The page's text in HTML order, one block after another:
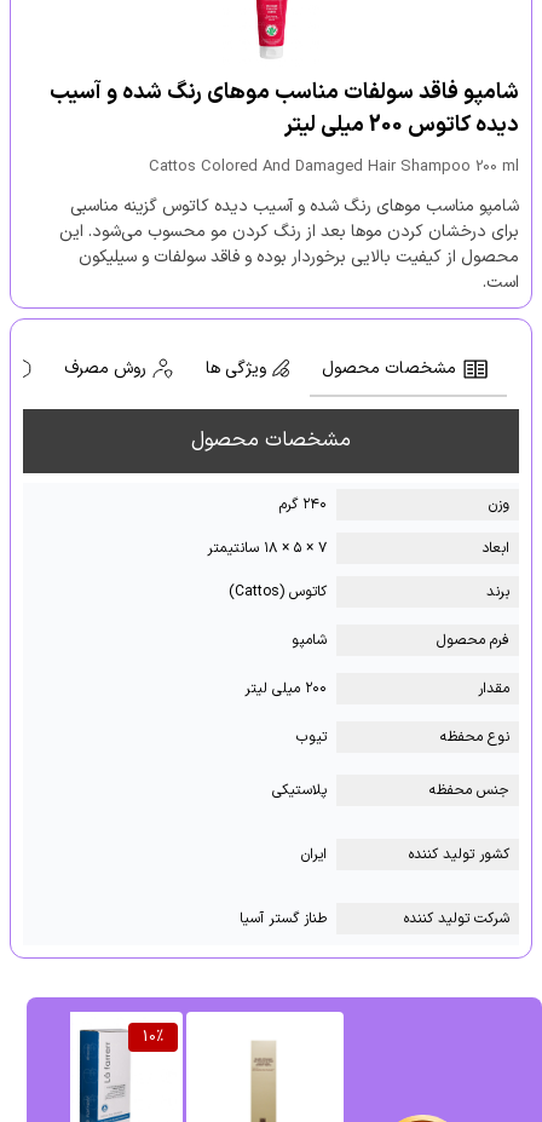
شامپو فاقد سولفات مناسب موهای رنگ شده و آسیب
دیده کاتوس 200 میلی لیتر
Cattos Colored And Damaged Hair Shampoo 200 ml
شامپو مناسب موهای رنگ شده و آسیب دیده کاتوس گزینه مناسبی
برای درخشان کردن موها بعد از رنگ کردن مو محسوب می‌شود. این
محصول از کیفیت بالایی برخوردار بوده و فاقد سولفات و سیلیکون
است.
مشخصات محصول ویژگی ها روش مصرف
مشخصات محصول
وزن
۲۴۰ گرم
ابعاد
۷ × ۵ × ۱۸ سانتیمتر
برند
کاتوس (Cattos)
فرم محصول شامپو
مقدار ۲۰۰ میلی لیتر
نوع محفظه تیوب
جنس محفظه پلاستیکی
کشور تولید کننده ایران
شرکت تولید کننده طناز گستر آسیا
10%